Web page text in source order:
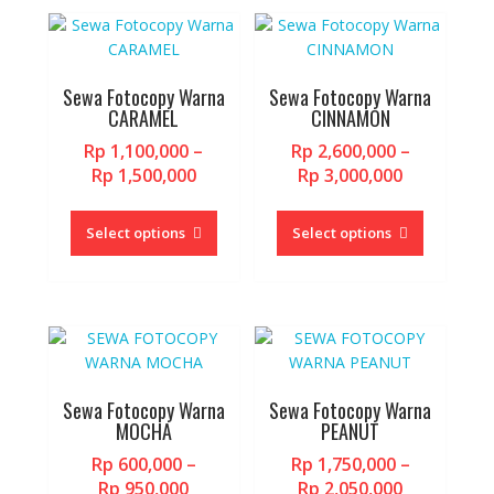
be
the
be
the
Sewa Fotocopy Warna
CARAMEL
Rp 1,100,000 –
Rp 1,500,000Price
Rp 1,100,000
through
Select options
This
has
chosen
Sewa Fotocopy Warna
CINNAMON
Rp 2,600,000 –
Rp 3,000,000Price
Rp
through
Select options
This
has
chosen
Sewa Fotocopy Warna
MOCHA
Rp 600,000 –
Rp 950,000Price
Sewa Fotocopy Warna
PEANUT
Rp 1,750,000 –
Rp 2,050,000Price